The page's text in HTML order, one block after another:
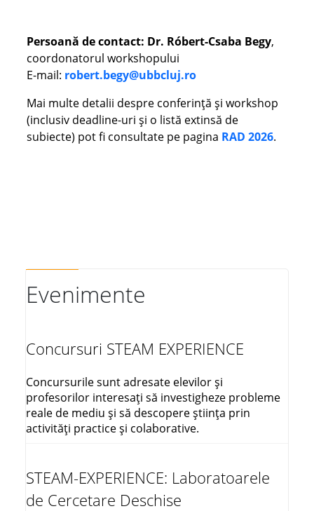
Persoană de contact: Dr. Róbert-Csaba Begy,
coordonatorul workshopului
E-mail: robert.begy@ubbcluj.ro
Mai multe detalii despre conferință și workshop
(inclusiv deadline-uri și o listă extinsă de
subiecte) pot fi consultate pe pagina RAD 2026.
Evenimente
Concursuri STEAM EXPERIENCE
Concursurile sunt adresate elevilor și
profesorilor interesați să investigheze probleme
reale de mediu și să descopere știința prin
activități practice și colaborative.
STEAM-EXPERIENCE: Laboratoarele
de Cercetare Deschise